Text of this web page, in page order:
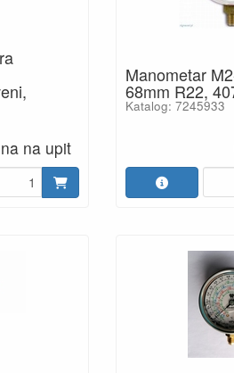
na upit
Manometar
68mm R22,
Katalog: 7245933